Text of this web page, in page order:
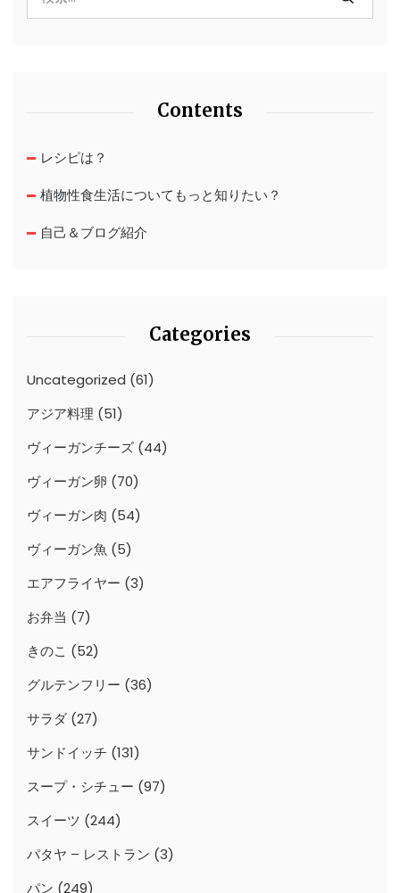
Contents
レシピは？
植物性食生活についてもっと知りたい？
自己＆ブログ紹介
Categories
Uncategorized (61)
アジア料理 (51)
ヴィーガンチーズ (44)
ヴィーガン卵 (70)
ヴィーガン肉 (54)
ヴィーガン魚 (5)
エアフライヤー (3)
お弁当 (7)
きのこ (52)
グルテンフリー (36)
サラダ (27)
サンドイッチ (131)
スープ・シチュー (97)
スイーツ (244)
パタヤ – レストラン (3)
パン (249)